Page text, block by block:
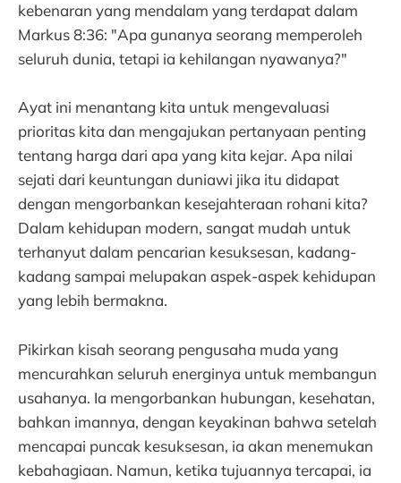
kebenaran yang mendalam yang terdapat dalam
Markus 8:36: "Apa gunanya seorang memperoleh
seluruh dunia, tetapi ia kehilangan nyawanya?"
Ayat ini menantang kita untuk mengevaluasi
prioritas kita dan mengajukan pertanyaan penting
tentang harga dari apa yang kita kejar. Apa nilai
sejati dari keuntungan duniawi jika itu didapat
dengan mengorbankan kesejahteraan rohani kita?
Dalam kehidupan modern, sangat mudah untuk
terhanyut dalam pencarian kesuksesan, kadang-
kadang sampai melupakan aspek-aspek kehidupan
yang lebih bermakna.
Pikirkan kisah seorang pengusaha muda yang
mencurahkan seluruh energinya untuk membangun
usahanya. Ia mengorbankan hubungan, kesehatan,
bahkan imannya, dengan keyakinan bahwa setelah
mencapai puncak kesuksesan, ia akan menemukan
kebahagiaan. Namun, ketika tujuannya tercapai, ia